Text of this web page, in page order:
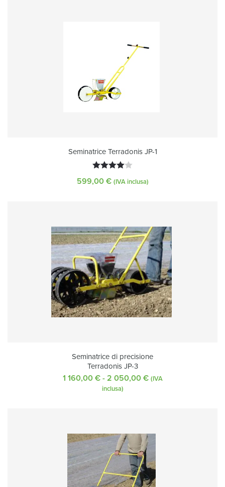
Seminatrice Terradonis JP-1
599,00 € (IVA inclusa)
Seminatrice di precisione
Terradonis JP-3
1 160,00 € - 2 050,00 €Fascia
050,00 €
(IVA
inclusa)